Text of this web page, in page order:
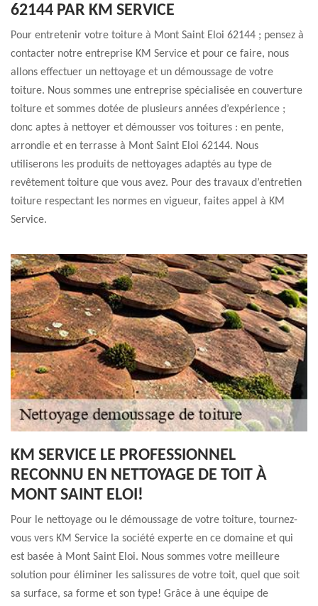
62144 PAR KM SERVICE
Pour entretenir votre toiture à Mont Saint Eloi 62144 ; pensez à
contacter notre entreprise KM Service et pour ce faire, nous
allons effectuer un nettoyage et un démoussage de votre
toiture. Nous sommes une entreprise spécialisée en couverture
toiture et sommes dotée de plusieurs années d’expérience ;
donc aptes à nettoyer et démousser vos toitures : en pente,
arrondie et en terrasse à Mont Saint Eloi 62144. Nous
utiliserons les produits de nettoyages adaptés au type de
revêtement toiture que vous avez. Pour des travaux d’entretien
toiture respectant les normes en vigueur, faites appel à KM
Service.
KM SERVICE LE PROFESSIONNEL
RECONNU EN NETTOYAGE DE TOIT À
MONT SAINT ELOI!
Pour le nettoyage ou le démoussage de votre toiture, tournez-
vous vers KM Service la société experte en ce domaine et qui
est basée à Mont Saint Eloi. Nous sommes votre meilleure
solution pour éliminer les salissures de votre toit, quel que soit
sa surface, sa forme et son type! Grâce à une équipe de